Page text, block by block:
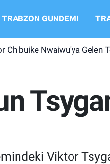
TRABZON GUNDEMI
Chibuike Nwaiwu'ya Gelen
Viktor